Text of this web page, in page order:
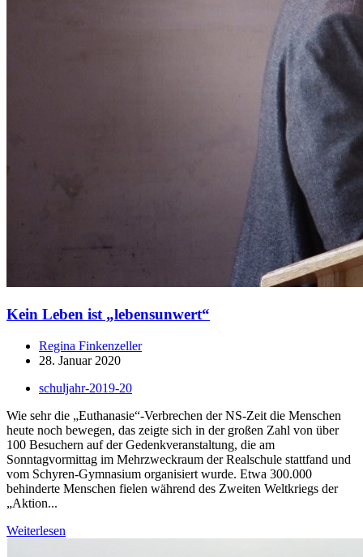
Kein Leben ist „lebensunwert“
Regina Finkenzeller
28. Januar 2020
schuljahr-2019-20
Wie sehr die „Euthanasie“-Verbrechen der NS-Zeit die Menschen
heute noch bewegen, das zeigte sich in der großen Zahl von über
100 Besuchern auf der Gedenkveranstaltung, die am
Sonntagvormittag im Mehrzweckraum der Realschule stattfand und
vom Schyren-Gymnasium organisiert wurde. Etwa 300.000
behinderte Menschen fielen während des Zweiten Weltkriegs der
„Aktion...
Weiterlesen